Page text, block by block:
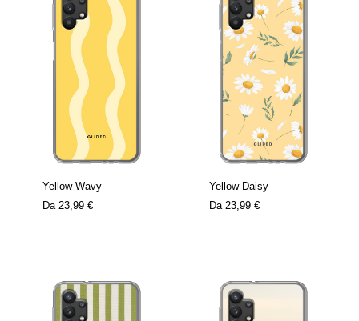
Yellow Wavy
Da 23,99 €
Yellow Daisy
Da 23,99 €